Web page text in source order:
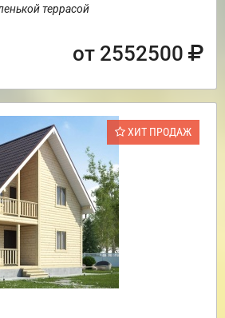
террасой
от 2552500
ХИТ ПРОДАЖ